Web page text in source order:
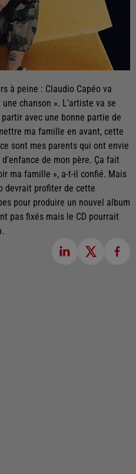
à peine : Claudio Capéo va
chanson ». L'artiste va se
avec une bonne partie de
ma famille en avant, cette
sont mes parents qui ont envie
de mon père. Ça fait
ma famille », a-t-il confié. Mais
devrait profiter de cette
pour produire un nouvel album
pas fixés mais le CD pourrait